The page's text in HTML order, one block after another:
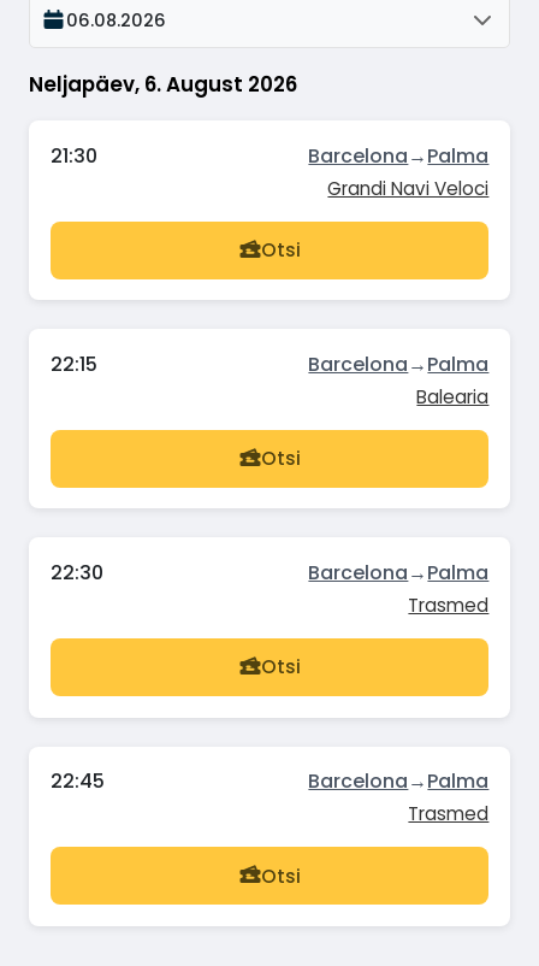
Neljapäev, 6. August 2026
06.08.2026
21:30 Barcelona→Palma
Grandi Navi Veloci
Otsi
22:15 Barcelona→Palma
Balearia
Otsi
22:30 Barcelona→Palma
Trasmed
Otsi
22:45 Barcelona→Palma
Trasmed
Otsi